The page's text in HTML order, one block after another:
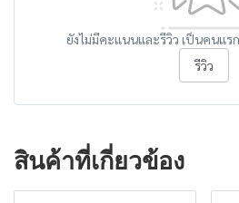
ยังไม่มีคะแนนและรีวิว เป็นคนแร
รีวิว
สินค้าที่เกี่ยวข้อง